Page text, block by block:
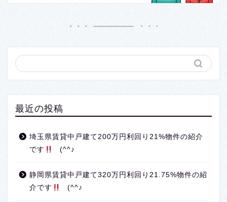
最近の投稿
埼玉県賃貸中戸建て200万円利回り21%物件の紹介
です
(^^♪
静岡県賃貸中戸建て320万円利回り21.75%物件の紹
介です
(^^♪